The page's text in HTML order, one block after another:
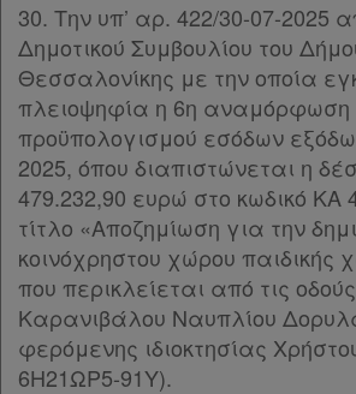
30. Την υπ’ αρ. 422/30-07-2025
Δημοτικού Συμβουλίου του
Θεσσαλονίκης με την οποία
πλειοψηφία η 6η αναμόρφωση
προϋπολογισμού εσόδων
2025, όπου διαπιστώνεται η
479.232,90 ευρώ στο κωδικό ΚΑ
τίτλο «Αποζημίωση για την
κοινόχρηστου χώρου
που περικλείεται από τις οδούς
Καρανιβάλου Ναυπλίου
φερόμενης ιδιοκτησίας
6Η21ΩΡ5-91Υ).